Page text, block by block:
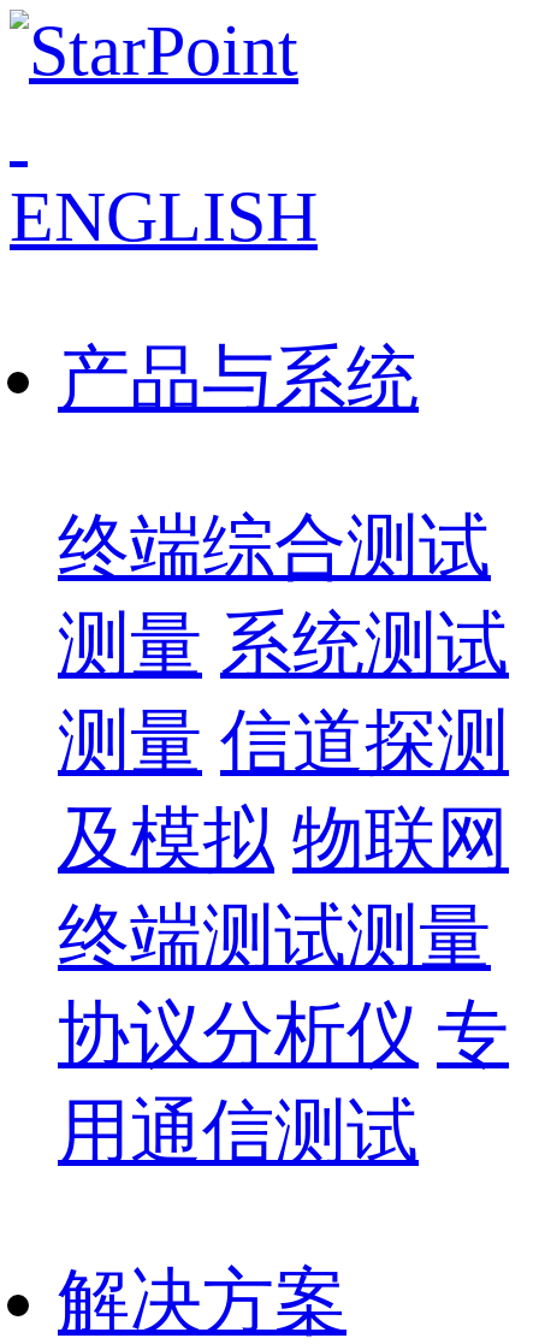
ENGLISH
产品与系统
终端综合测试
测量 系统测试
测量 信道探测
及模拟 物联网
终端测试测量
协议分析仪 专
用通信测试
解决方案